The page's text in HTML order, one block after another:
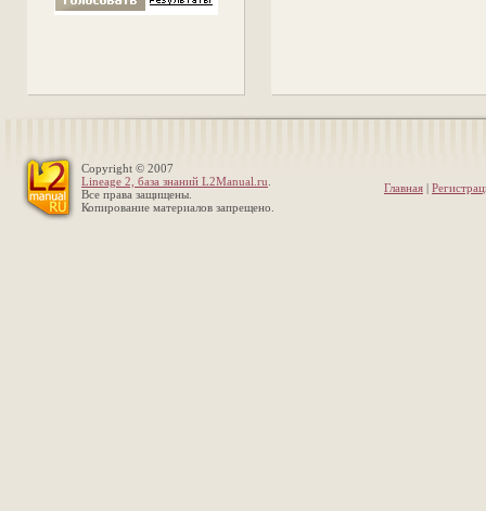
Copyright © 2007
Lineage 2, база знаний L2Manual.ru
Все права защищены.
Копирование материалов запрещено.
Главная |